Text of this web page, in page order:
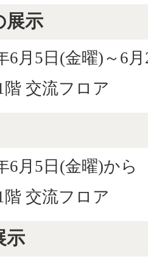
展示
6月5日(金曜)～6
階 交流フロア
6月5日(金曜)から
階 交流フロア
示